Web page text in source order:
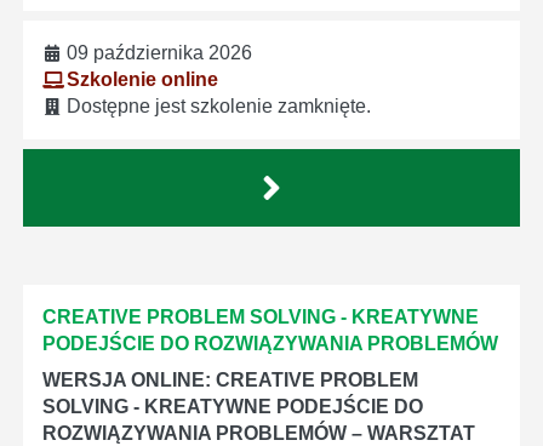
09 października 2026
Szkolenie online
Dostępne jest szkolenie zamknięte.
CREATIVE PROBLEM SOLVING - KREATYWNE
PODEJŚCIE DO ROZWIĄZYWANIA PROBLEMÓW
WERSJA ONLINE: CREATIVE PROBLEM
SOLVING - KREATYWNE PODEJŚCIE DO
ROZWIĄZYWANIA PROBLEMÓW – WARSZTAT